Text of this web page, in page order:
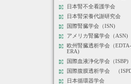
日本腎不全看護学会
日本腎栄養代謝研究会
国際腎臓学会（ISN)
アメリカ腎臓学会（ASN)
欧州腎臓透析学会（EDTA-
ERA)
国際血液浄化学会（ISBP)
国際腹膜透析学会 （
日本循環器学会